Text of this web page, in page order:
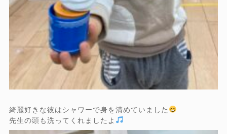
綺麗好きな彼はシャワーで身を清めていました
先生の頭も洗ってくれましたよ